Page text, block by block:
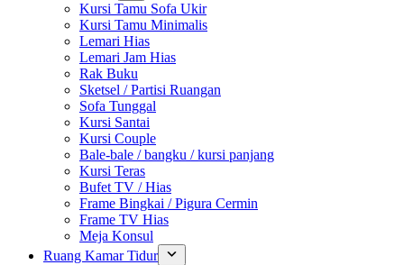
Kursi Tamu Sofa Ukir
Kursi Tamu Minimalis
Lemari Hias
Lemari Jam Hias
Rak Buku
Sketsel / Partisi Ruangan
Sofa Tunggal
Kursi Santai
Kursi Couple
Bale-bale / bangku / kursi panjang
Kursi Teras
Bufet TV / Hias
Frame Bingkai / Pigura Cermin
Frame TV Hias
Meja Konsul
Ruang Kamar Tidur